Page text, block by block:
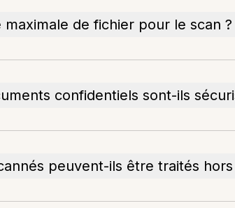
maximale de fichier pour le scan ?
confidentiels sont-ils
peuvent-ils être traités hors